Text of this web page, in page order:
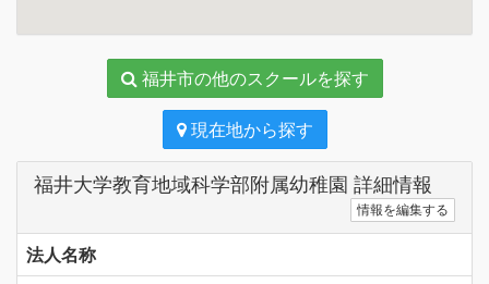
福井市の他のスクールを探す
現在地から探す
福井大学教育地域科学部附属幼稚園 詳細情報
情報を編集する
法人名称